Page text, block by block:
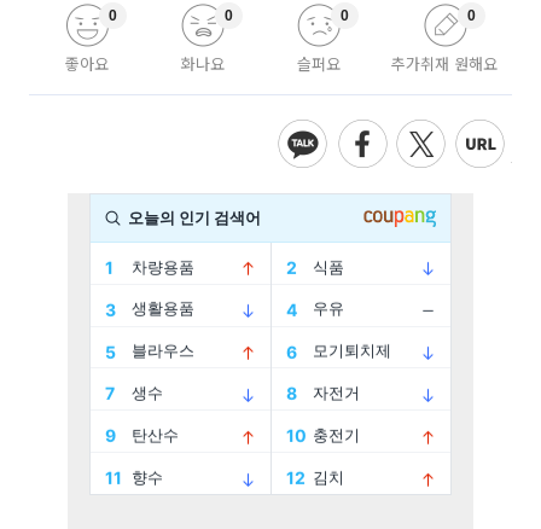
좋아요
0
화나요
0
슬퍼요
0
추가취재 원해요
0